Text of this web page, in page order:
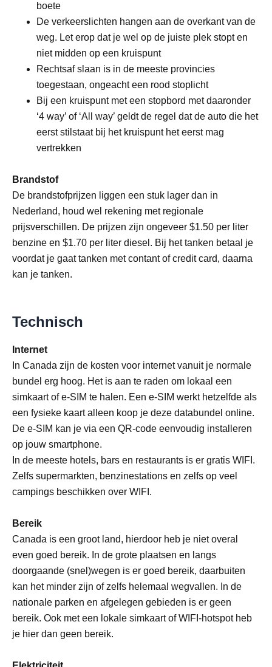
boete
De verkeerslichten hangen aan de overkant van de
weg. Let erop dat je wel op de juiste plek stopt en
niet midden op een kruispunt
Rechtsaf slaan is in de meeste provincies
toegestaan, ongeacht een rood stoplicht
Bij een kruispunt met een stopbord met daaronder
‘4 way’ of ‘All way’ geldt de regel dat de auto die het
eerst stilstaat bij het kruispunt het eerst mag
vertrekken
Brandstof
De brandstofprijzen liggen een stuk lager dan in
Nederland, houd wel rekening met regionale
prijsverschillen. De prijzen zijn ongeveer $1.50 per liter
benzine en $1.70 per liter diesel. Bij het tanken betaal je
voordat je gaat tanken met contant of credit card, daarna
kan je tanken.
Technisch
Internet
In Canada zijn de kosten voor internet vanuit je normale
bundel erg hoog. Het is aan te raden om lokaal een
simkaart of e-SIM te halen. Een e-SIM werkt hetzelfde als
een fysieke kaart alleen koop je deze databundel online.
De e-SIM kan je via een QR-code eenvoudig installeren
op jouw smartphone.
In de meeste hotels, bars en restaurants is er gratis WIFI.
Zelfs supermarkten, benzinestations en zelfs op veel
campings beschikken over WIFI.
Bereik
Canada is een groot land, hierdoor heb je niet overal
even goed bereik. In de grote plaatsen en langs
doorgaande (snel)wegen is er goed bereik, daarbuiten
kan het minder zijn of zelfs helemaal wegvallen. In de
nationale parken en afgelegen gebieden is er geen
bereik. Ook met een lokale simkaart of WIFI-hotspot heb
je hier dan geen bereik.